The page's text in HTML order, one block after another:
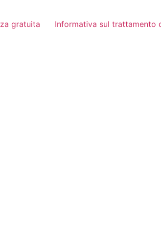
gratuita Informativa sul trattamento